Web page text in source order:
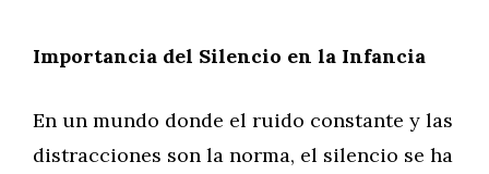
Importancia del Silencio en la Infancia
En un mundo donde el ruido constante y las
distracciones son la norma, el silencio se ha